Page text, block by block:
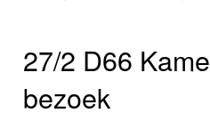
27/2 D66
bezoek